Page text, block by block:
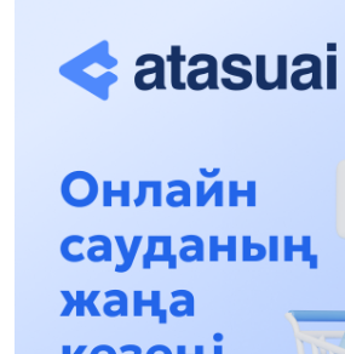
13:13, 30 Shilde 2026
12:01, 28 Shilde 2026
Abzal Dostıar: Dýman
túrmesine aýystyrýy múmkin
16:15, 27 Shilde 2026